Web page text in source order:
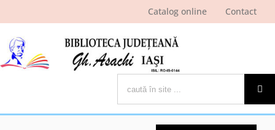
Catalog online Contact